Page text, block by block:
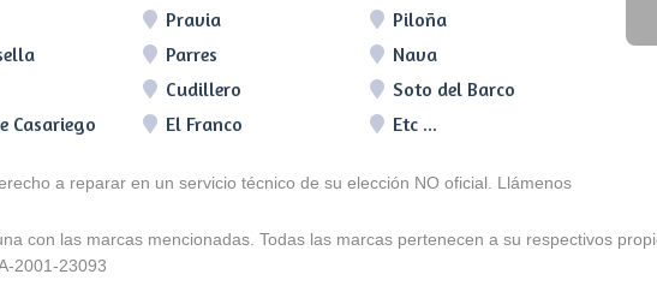
Pravia
Piloña
Parres
Nava
Cudillero
Soto del Barco
Casariego El Franco Etc ...
a reparar en un servicio técnico de su elección NO oficial. Llámenos
con las marcas mencionadas. Todas las marcas pertenecen a su respectivos
2001-23093